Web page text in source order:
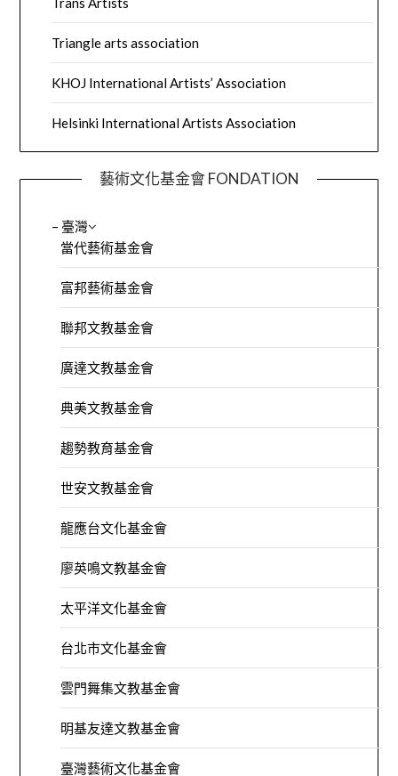
Triangle arts association
KHOJ International Artists’ Association
Helsinki International Artists Association
藝術文化基金會 FONDATION
– 臺灣
當代藝術基金會
富邦藝術基金會
聯邦文教基金會
廣達文教基金會
典美文教基金會
趨勢教育基金會
世安文教基金會
龍應台文化基金會
廖英鳴文教基金會
太平洋文化基金會
台北市文化基金會
雲門舞集文教基金會
明基友達文教基金會
臺灣藝術文化基金會